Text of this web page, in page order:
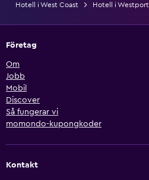
Hotell i West Coast
Hotell i Westport
Företag
Om
Jobb
Mobil
Discover
Så fungerar vi
momondo-kupongkoder
Kontakt